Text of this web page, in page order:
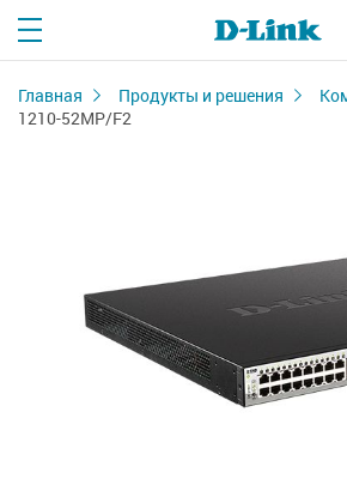
Главная Продукты и решения
1210-52MP/F2